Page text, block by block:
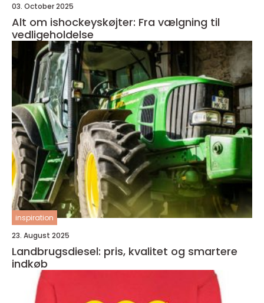
03. October 2025
Alt om ishockeyskøjter: Fra vælgning til
vedligeholdelse
inspiration
23. August 2025
Landbrugsdiesel: pris, kvalitet og smartere
indkøb